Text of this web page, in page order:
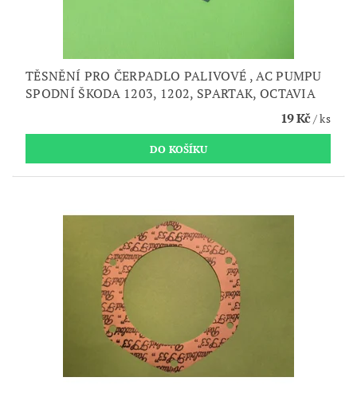
TĚSNĚNÍ PRO ČERPADLO PALIVOVÉ , AC PUMPU
SPODNÍ ŠKODA 1203, 1202, SPARTAK, OCTAVIA
19 Kč/ ks